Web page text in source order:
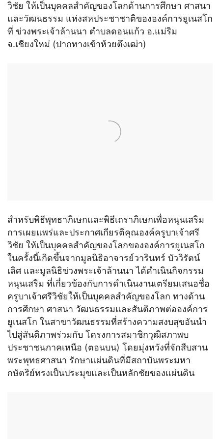
วิชัย ให้เป็นบุคคลสำคัญของโลกด้านการศึกษา ศาสนา
และวัฒนธรรม แห่งสหประชาชาติขององค์การยูเนสโก
ที่ ข่วงพระเจ้าล้านนา ตำบลดอนแก้ว อ.แม่ริม
จ.เชียงใหม่ (ปากทางเข้าห้วยตึงเฒ่า)
สำหรับพิธีพุทธาภิเษกและพิธีเถราภิเษกเพื่อหนุนเสริม
การเผยแพร่และประกาศเกียรติคุณองค์ครูบาเจ้าศรี
วิชัย ให้เป็นบุคคลสำคัญของโลกขององค์การยูเนสโก
ในครั้งนี้เกิดขึ้นจากมูลนิธิอาจารย์วารินทร์ บัววิรัตน์
เลิศ และมูลนิธิข่วงพระเจ้าล้านนา ได้ดำเนินกิจกรรม
หนุนเสริม ที่เกี่ยวข้องกับการดำเนินงานเตรียมเสนอชื่อ
ครูบาเจ้าศรีวิชัยให้เป็นบุคคลสำคัญของโลก ทางด้าน
การศึกษา ศาสนา วัฒนธรรมและสันติภาพต่อองค์การ
ยูเนสโก ในสาขาวัฒนธรรมที่สร้างความสงบสุขอันนำ
ไปสู่สันติภาพร่วมกับ โครงการสมาชิกวุฒิสภาพบ
ประชาชนภาคเหนือ (ตอนบน) โดยมุ่งหวังที่จักสืบสาน
พระพุทธศาสนา รักษาแผ่นดินที่มีสถาบันพระมหา
กษัตริย์ทรงเป็นประมุขและเป็นหลักชัยของแผ่นดิน